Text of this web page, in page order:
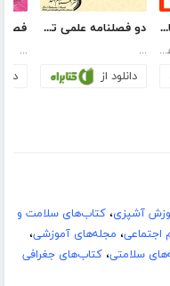
ماهنامه مطالعات بازی: دریچه - شماره دوازدهم: بازی‌های دیجیتال و هوش مصنوعی
مرکز تحقیقات بازی های دیجیتال (DIREC)
دو فصلنامه علمی تحقیقات حقوقی قانون یار - شماره اول
...
دانلود از
...
آشپزی،کتاب‌های سلامت و
اجتماعی، مجله‌های آموزشی،
سلامتی،کتاب‌های جغرافی